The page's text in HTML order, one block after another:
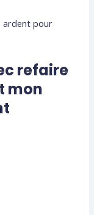
ardent pour
refaire
mon